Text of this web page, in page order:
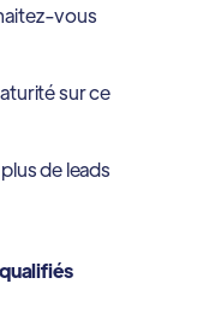
vous
sur ce
de leads